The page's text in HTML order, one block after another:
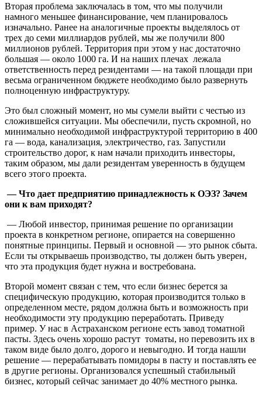
Вторая проблема заключалась в том, что мы получили
намного меньшее финансирование, чем планировалось
изначально. Ранее на аналогичные проекты выделялось от
трех до семи миллиардов рублей, мы же получили 800
миллионов рублей. Территория при этом у нас достаточно
большая — около 1000 га. И на наших плечах лежала
ответственность перед резидентами — на такой площади при
весьма ограниченном бюджете необходимо было развернуть
полноценную инфраструктуру.
Это был сложный момент, но мы сумели выйти с честью из
сложившейся ситуации. Мы обеспечили, пусть скромной, но
минимально необходимой инфраструктурой территорию в 400
га — вода, канализация, электричество, газ. Запустили
строительство дорог, к нам начали приходить инвесторы,
таким образом, мы дали резидентам уверенность в будущем
всего этого проекта.
— Что дает предприятию принадлежность к ОЭЗ? Зачем
они к вам приходят?
— Любой инвестор, принимая решение по организации
проекта в конкретном регионе, опирается на совершенно
понятные принципы. Первый и основной — это рынок сбыта.
Если ты открываешь производство, ты должен быть уверен,
что эта продукция будет нужна и востребована.
Второй момент связан с тем, что если бизнес берется за
специфическую продукцию, которая производится только в
определенном месте, рядом должна быть и возможность при
необходимости эту продукцию переработать. Приведу
пример. У нас в Астраханском регионе есть завод томатной
пасты. Здесь очень хорошо растут томаты, но перевозить их в
таком виде было долго, дорого и невыгодно. И тогда нашли
решение — перерабатывать помидоры в пасту и поставлять ее
в другие регионы. Организовался успешный стабильный
бизнес, который сейчас занимает до 40% местного рынка.